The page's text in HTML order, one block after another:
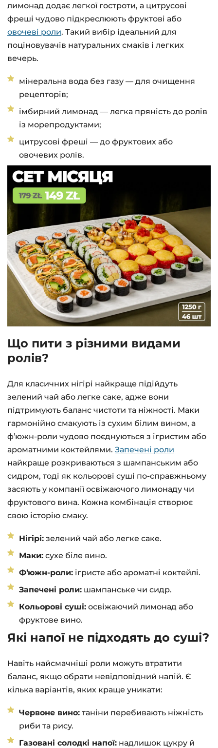
лимонад додає легкої гостроти, а цитрусові
фреші чудово підкреслюють фруктові або
овочеві роли. Такий вибір ідеальний для
поціновувачів натуральних смаків і легких
вечерь.
мінеральна вода без газу — для очищення
рецепторів;
імбирний лимонад — легка пряність до ролів
із морепродуктами;
цитрусові фреші — до фруктових або
овочевих ролів.
Що пити з різними видами
ролів?
Для класичних нігірі найкраще підійдуть
зелений чай або легке саке, адже вони
підтримують баланс чистоти та ніжності. Маки
гармонійно смакують із сухим білим вином, а
фʼюжн-роли чудово поєднуються з ігристим або
ароматними коктейлями. Запечені роли
найкраще розкриваються з шампанським або
сидром, тоді як кольорові суші по-справжньому
засяють у компанії освіжаючого лимонаду чи
фруктового вина. Кожна комбінація створює
свою історію смаку.
Нігірі: зелений чай або легке саке.
Маки: сухе біле вино.
Фʼюжн-роли: ігристе або ароматні коктейлі.
Запечені роли: шампанське чи сидр.
Кольорові суші: освіжаючий лимонад або
фруктове вино.
Які напої не підходять до суші?
Навіть найсмачніші роли можуть втратити
баланс, якщо обрати невідповідний напій. Є
кілька варіантів, яких краще уникати:
Червоне вино: таніни перебивають ніжність
риби та рису.
Газовані солодкі напої: надлишок цукру й